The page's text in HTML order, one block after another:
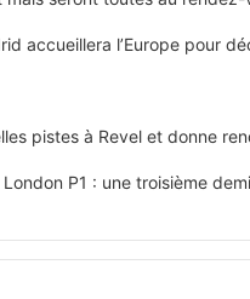
accueillera l’Europe pour
pistes à Revel et donne
P1 : une troisième